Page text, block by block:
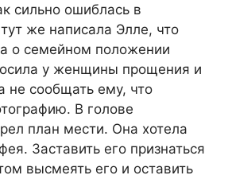
сильно ошиблась в
же написала Элле, что
о семейном положении
у женщины прощения и
не сообщать ему, что
В голове
план мести. Она хотела
Заставить его признаться
высмеять его и оставить